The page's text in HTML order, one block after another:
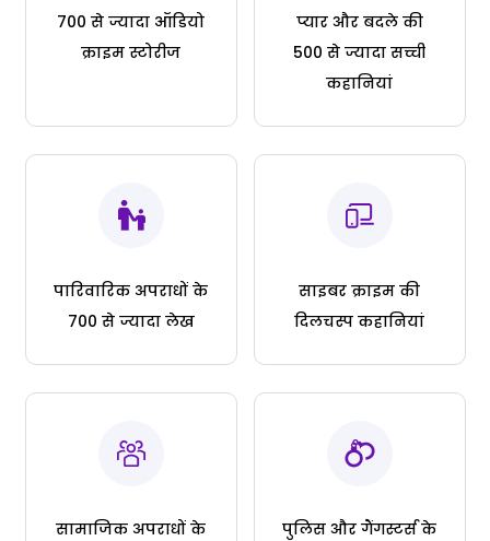
700 से ज्यादा ऑडियो
क्राइम स्टोरीज
प्यार और बदले की
500 से ज्यादा सच्ची
कहानियां
पारिवारिक अपराधों के
700 से ज्यादा लेख
साइबर क्राइम की
दिलचस्प कहानियां
सामाजिक अपराधों के
पुलिस और गैंगस्टर्स के